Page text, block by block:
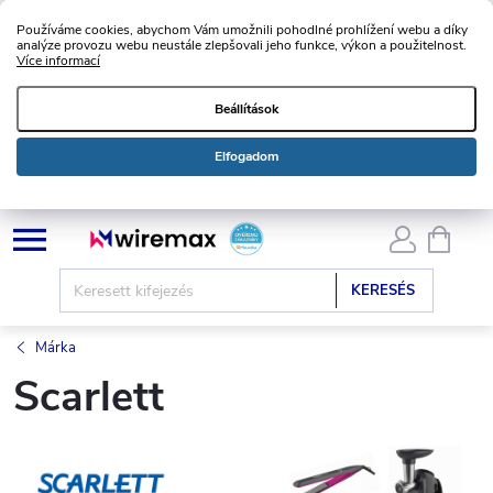
Používáme cookies, abychom Vám umožnili pohodlné prohlížení webu a díky
analýze provozu webu neustále zlepšovali jeho funkce, výkon a použitelnost.
Více informací
Beállítások
Elfogadom
Ugrás
KERESÉS
Márka
Scarlett